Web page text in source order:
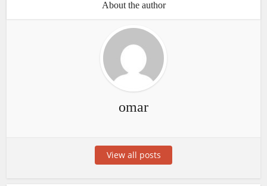
About the author
omar
View all posts